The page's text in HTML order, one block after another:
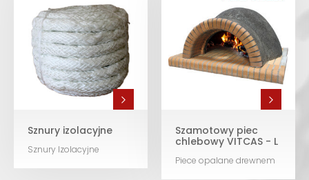
Sznury izolacyjne
Sznury Izolacyjne
Szamotowy piec
chlebowy VITCAS - L
Piece opalane drewnem